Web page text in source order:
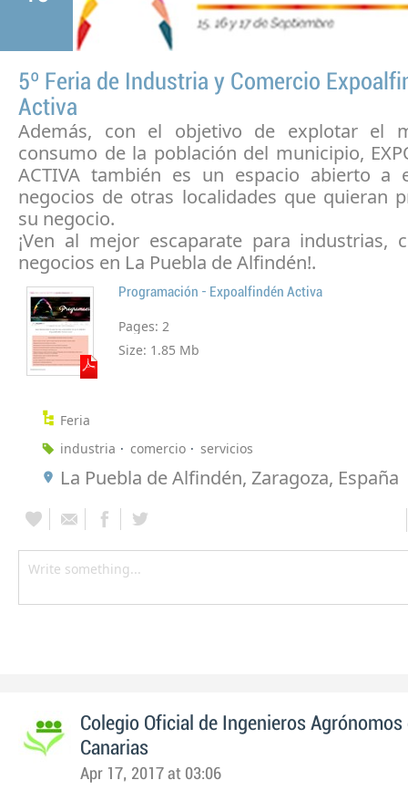
5º Feria de Industria y Comercio
Activa
Además, con el objetivo de explotar el
consumo de la población del municipio,
ACTIVA también es un espacio abierto a
negocios de otras localidades que quieran
su negocio.
¡Ven al mejor escaparate para industrias,
negocios en La Puebla de Alfindén!.
Programación - Expoalfindén Activa
Pages: 2
Size: 1.85 Mb
Feria
industria
comercio servicios
La Puebla de Alfindén, Zaragoza, España
Colegio Oficial de Ingenieros Agrónomos
Canarias
Apr 17, 2017 at 03:06